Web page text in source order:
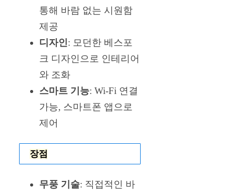
통해 바람 없는 시원함
제공
디자인: 모던한 베스포
크 디자인으로 인테리어
와 조화
스마트 기능: Wi-Fi 연결
가능, 스마트폰 앱으로
제어
장점
무풍 기술: 직접적인 바